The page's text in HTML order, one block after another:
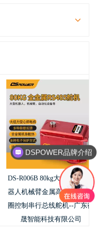
DS-R006B 80kg大扭力双轴机
器人机械臂金属高压RS485多
圈控制串行总线舵机--广东德
晟智能科技有限公司
DSPOWER品牌介绍